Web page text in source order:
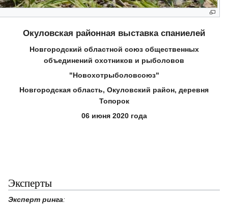
Окуловская районная выставка спаниелей
Новгородский областной союз общественных
объединений охотников и рыболовов
"Новохотрыболовсоюз"
Новгородская область, Окуловский район, деревня
Топорок
06 июня 2020 года
Эксперты
Эксперт ринга: